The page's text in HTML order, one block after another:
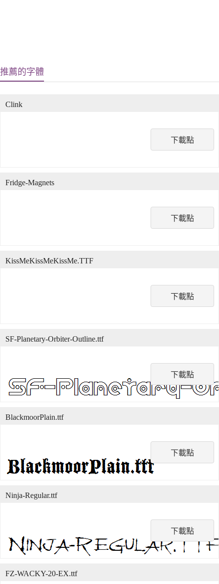
推薦的字體
下載點
Clink
下載點
Fridge-Magnets
下載點
KissMeKissMeKissMe.TTF
下載點
SF-Planetary-Orbiter-Outline.ttf
下載點
BlackmoorPlain.ttf
下載點
Ninja-Regular.ttf
FZ-WACKY-20-EX.ttf